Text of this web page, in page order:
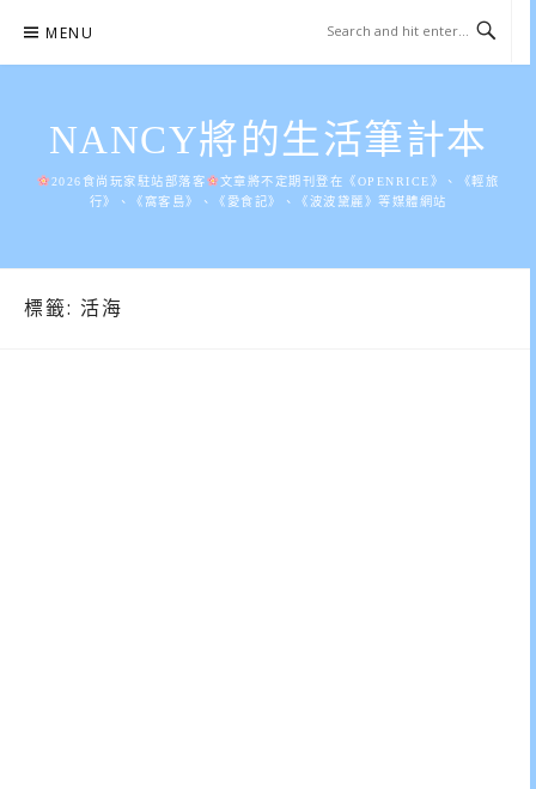
content
MENU
NANCY將的生活筆計本
2026食尚玩家駐站部落客
文章將不定期刊登在《OPENRICE》、《輕旅
行》、《窩客島》、《愛食記》、《波波黛麗》等媒體網站
標籤: 活海